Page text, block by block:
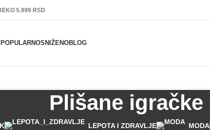
5.999 RSD
POPULARNOSNIŽENOBLOG
Plišane igračke
LEPOTA I ZDRAVLJE MODA